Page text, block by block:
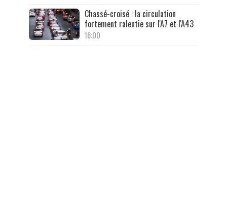
Chassé-croisé : la circulation
fortement ralentie sur l'A7 et l'A43
16:00